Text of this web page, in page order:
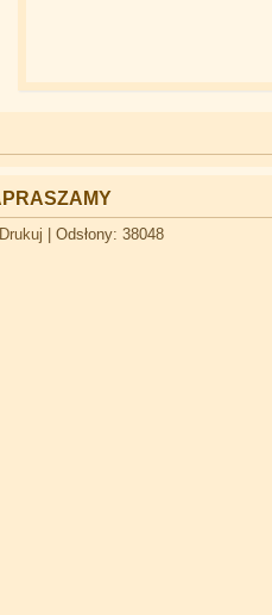
Drukuj Odsłony: 38048